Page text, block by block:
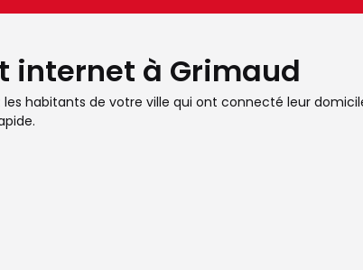
internet à Grimaud
habitants de votre ville qui ont connecté leur